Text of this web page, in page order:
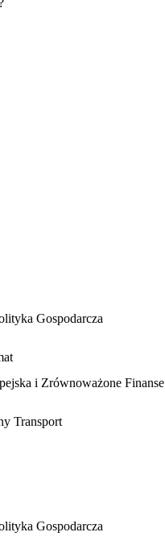
Gospodarcza
i Zrównoważone Finanse
Transport
Gospodarcza